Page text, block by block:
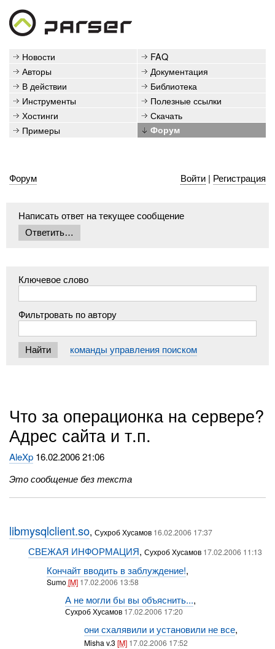
Новости
FAQ
Авторы
Документация
В действии
Библиотека
Инструменты
Полезные ссылки
Хостинги
Скачать
Примеры
Форум
Форум Войти| Регистрация
Написать ответ на текущее сообщение
Ключевое слово
Фильтровать по автору
команды управления поиском
Что за операционка на сервере?
Адрес сайта и т.п.
AleXp 16.02.2006 21:06
Это сообщение без текста
libmysqlclient.so,Сухроб Хусамов 16.02.2006 17:37
СВЕЖАЯ ИНФОРМАЦИЯ, Сухроб Хусамов 17.02.2006 11:13
Кончайт вводить в заблуждение!,
Sumo[M] 17.02.2006 13:58
А не могли бы вы объяснить...,
Сухроб Хусамов 17.02.2006 17:20
они схалявили и установили не все,
Misha v.3 [M] 17.02.2006 17:52